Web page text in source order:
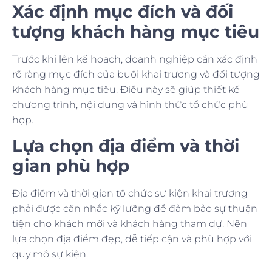
Xác định mục đích và đối
tượng khách hàng mục tiêu
Trước khi lên kế hoạch, doanh nghiệp cần xác định
rõ ràng mục đích của buổi khai trương và đối tượng
khách hàng mục tiêu. Điều này sẽ giúp thiết kế
chương trình, nội dung và hình thức tổ chức phù
hợp.
Lựa chọn địa điểm và thời
gian phù hợp
Địa điểm và thời gian tổ chức sự kiện khai trương
phải được cân nhắc kỹ lưỡng để đảm bảo sự thuận
tiện cho khách mời và khách hàng tham dự. Nên
lựa chọn địa điểm đẹp, dễ tiếp cận và phù hợp với
quy mô sự kiện.